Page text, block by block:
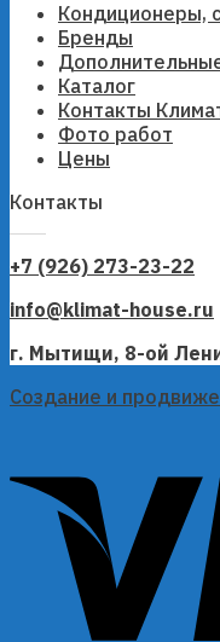
Кондиционеры,
Бренды
Каталог
Контакты
Фото работ
Цены
Контакты
+7 (926) 273-23-22
info@klimat-house.ru
г. Мытищи, 8-ой
Создание и